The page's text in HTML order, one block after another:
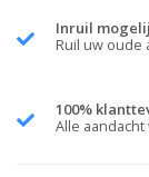
Inruil
Ruil uw oude
100%
Alle aandacht